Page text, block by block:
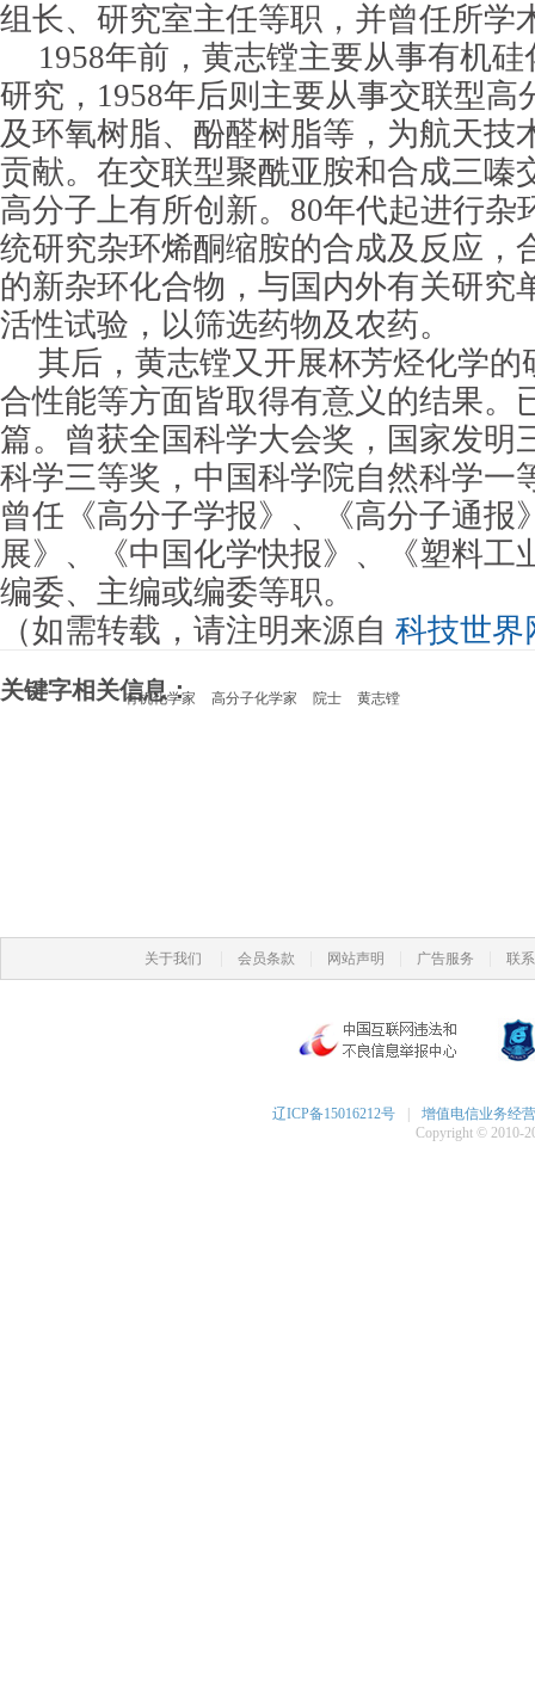
组长、研究室主任等职，并曾任所学
1958年前， 黄志镗主要从事有机
研究，1958年后则主要从事交联型高
及环氧树脂、酚醛树脂等，为航天技
贡献。在交联型聚酰亚胺和合成三嗪
高分子上有所创新。80年代起进行杂
统研究杂环烯酮缩胺的合成及反应，
的新杂环化合物，与国内外有关研究
活性试验，以筛选药物及农药。
其后， 黄志镗又开展杯芳烃化学
合性能等方面皆取得有意义的结果。
篇。曾获全国科学大会奖，国家发明
科学三等奖，中国科学院自然科学一
曾任《高分子学报》、《高分子通报
展》、《中国化学快报》、《塑料工
编委、主编或编委等职。
（如需转载，请注明来源自 科技世界
关键字相关信息：
有机化学家 高分子化学家 院士 黄志镗
关于我们 会员条款 网站声明 广告服务 联
辽ICP备15016212号
增值电信业务经
Copyright © 2010-